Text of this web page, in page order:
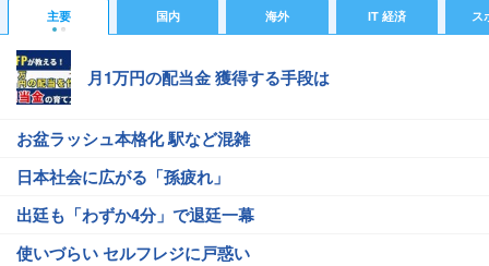
主要 国内 海外 IT 経済 ス
月1万円の配当金 獲得する手段は
お盆ラッシュ本格化 駅など混雑
日本社会に広がる「孫疲れ」
出廷も「わずか4分」で退廷一幕
使いづらい セルフレジに戸惑い